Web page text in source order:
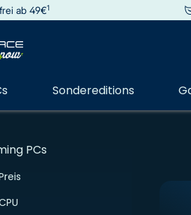
springen
ab 49€1
Sondereditions
PCs